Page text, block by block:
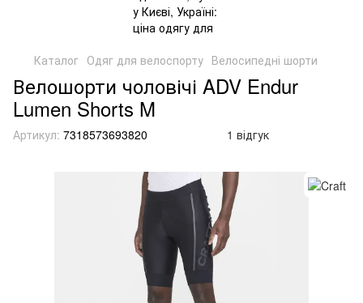
Каталог Одяг для велоспорту Велосипедні шорти
Велошорти чоловічі ADV Endur
Lumen Shorts M
Артикул: 7318573693820 1 відгук